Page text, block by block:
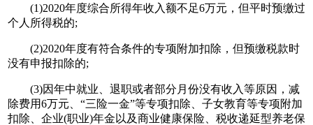
(1)2020年度综合所得年收入额不足6万元，但平时预缴过
个人所得税的;
(2)2020年度有符合条件的专项附加扣除，但预缴税款时
没有申报扣除的;
(3)因年中就业、退职或者部分月份没有收入等原因，减
除费用6万元、“三险一金”等专项扣除、子女教育等专项附加
扣除、企业(职业)年金以及商业健康保险、税收递延型养老保